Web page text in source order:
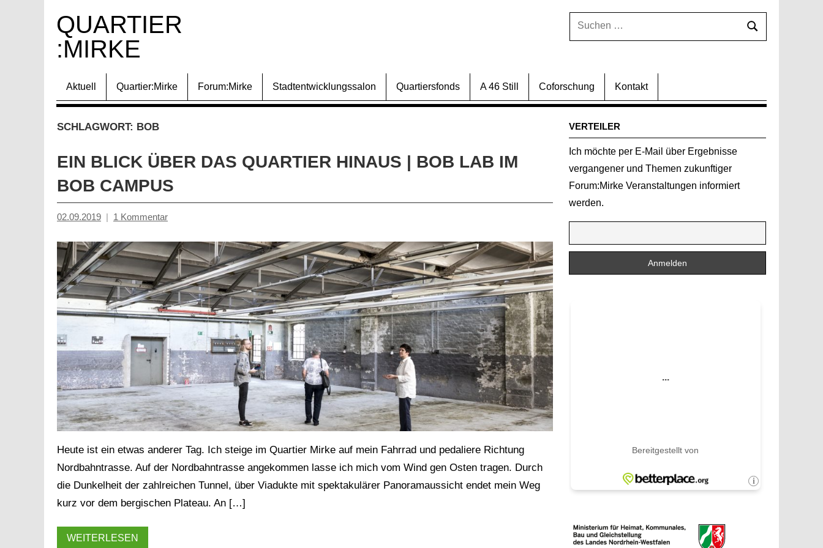
Inhalt
springen
QUARTIER
:MIRKE
Suchen
Suchen
Aktuell Quartier:Mirke Forum:Mirke Stadtentwicklungssalon Quartiersfonds A 46 Still Coforschung Kontakt
SCHLAGWORT: BOB
EIN BLICK ÜBER DAS QUARTIER HINAUS | BOB LAB IM
BOB CAMPUS
02.09.2019
Mosche
1 Kommentar
Heute ist ein etwas anderer Tag. Ich steige im Quartier Mirke auf mein Fahrrad und pedaliere Richtung
Nordbahntrasse. Auf der Nordbahntrasse angekommen lasse ich mich vom Wind gen Osten tragen. Durch
die Dunkelheit der zahlreichen Tunnel, über Viadukte mit spektakulärer Panoramaussicht endet mein Weg
kurz vor dem bergischen Plateau. An […]
WEITERLESEN
VERTEILER
Ich möchte per E-Mail über Ergebnisse
vergangener und Themen zukunftiger
Forum:Mirke Veranstaltungen informiert
werden.